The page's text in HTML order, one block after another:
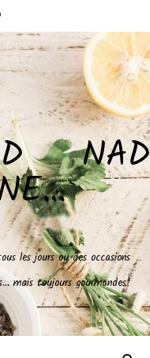
NAD
les jours ou des occasions
mais toujours gourmandes!